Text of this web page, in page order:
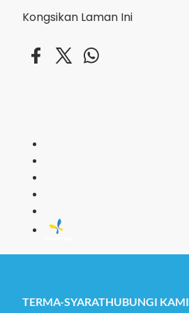
Kongsikan Laman Ini
TERMA-SYARATHUBUNGI KAMI